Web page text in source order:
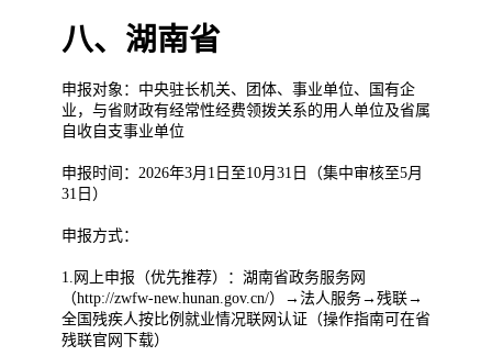
八、湖南省
申报对象：中央驻长机关、团体、事业单位、国有企
业，与省财政有经常性经费领拨关系的用人单位及省属
自收自支事业单位
申报时间：2026年3月1日至10月31日（集中审核至5月
31日）
申报方式：
1.网上申报（优先推荐）：湖南省政务服务网
（http://zwfw-new.hunan.gov.cn/）→法人服务→残联→
全国残疾人按比例就业情况联网认证（操作指南可在省
残联官网下载）